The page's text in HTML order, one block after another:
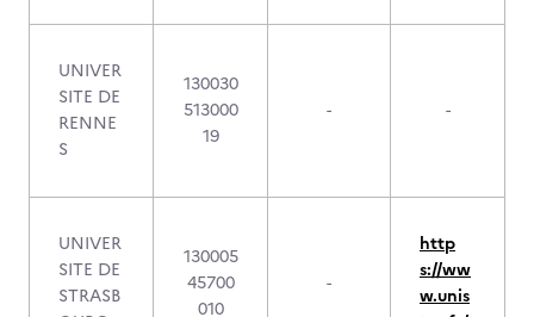
UNIVER
SITE DE
RENNE
S
130030
513000
19
- -
UNIVER
SITE DE
STRASB
130005
45700
010
-
http
s://ww
w.unis